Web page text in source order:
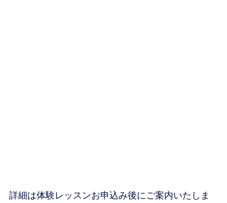
詳細は体験レッスンお申込み後にご案内いたしま